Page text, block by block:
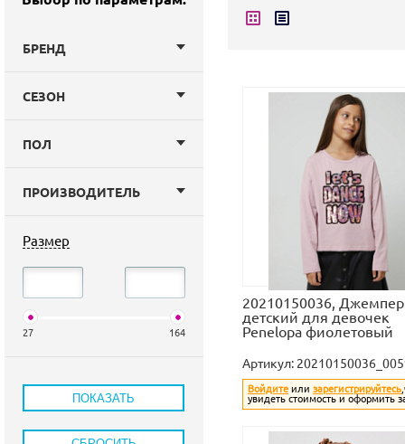
БРЕНД
СЕЗОН
ПОЛ
ПРОИЗВОДИТЕЛЬ
Размер
27 164
20210150036, Джемпер
детский для девочек
Penelopa фиолетовый
Артикул:
Войдите или зарегистрируйтесь
увидеть стоимость и оформить